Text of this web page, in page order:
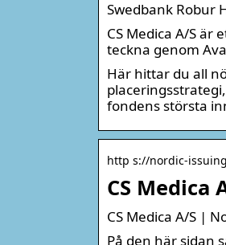
Swedbank Robur
CS Medica A/S
teckna genom
Här hittar du all
fondens största
http s://nordic-
CS Medica
CS Medica A/S |
På den här sidan